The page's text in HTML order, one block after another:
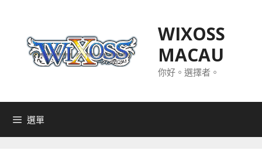
WIXOSS
MACAU
你好。選擇者。
選單